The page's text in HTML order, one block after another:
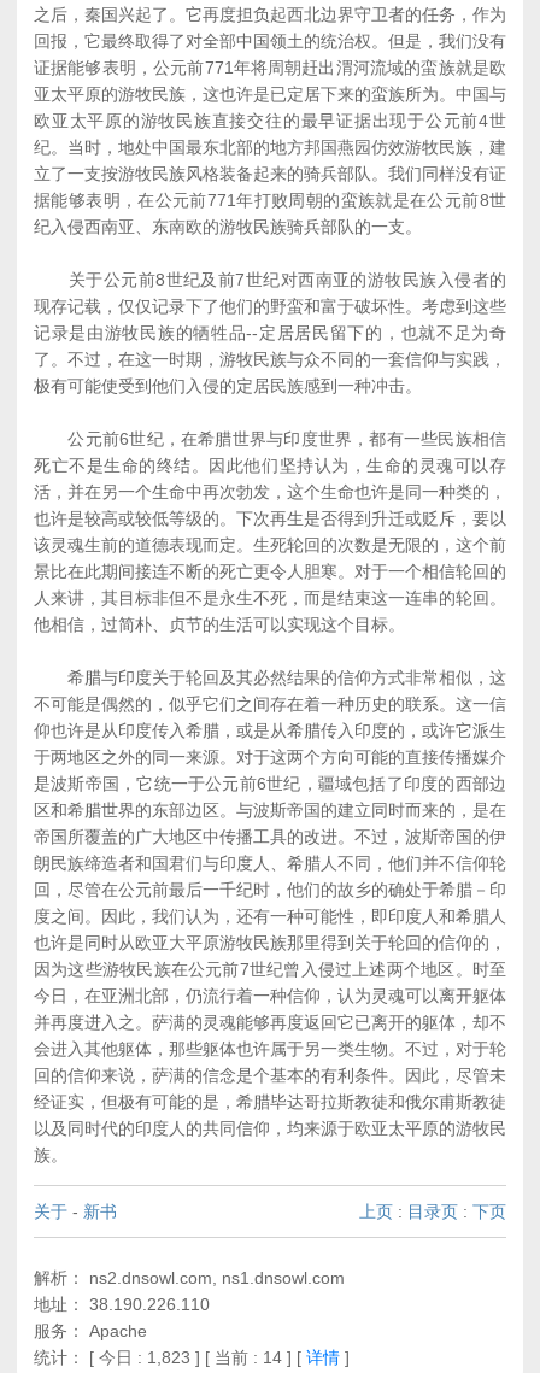
之后，秦国兴起了。它再度担负起西北边界守卫者的任务，作为
回报，它最终取得了对全部中国领土的统治权。但是，我们没有
证据能够表明，公元前771年将周朝赶出渭河流域的蛮族就是欧
亚太平原的游牧民族，这也许是已定居下来的蛮族所为。中国与
欧亚太平原的游牧民族直接交往的最早证据出现于公元前4世
纪。当时，地处中国最东北部的地方邦国燕园仿效游牧民族，建
立了一支按游牧民族风格装备起来的骑兵部队。我们同样没有证
据能够表明，在公元前771年打败周朝的蛮族就是在公元前8世
纪入侵西南亚、东南欧的游牧民族骑兵部队的一支。
关于公元前8世纪及前7世纪对西南亚的游牧民族入侵者的
现存记载，仅仅记录下了他们的野蛮和富于破坏性。考虑到这些
记录是由游牧民族的牺牲品--定居居民留下的，也就不足为奇
了。不过，在这一时期，游牧民族与众不同的一套信仰与实践，
极有可能使受到他们入侵的定居民族感到一种冲击。
公元前6世纪，在希腊世界与印度世界，都有一些民族相信
死亡不是生命的终结。因此他们坚持认为，生命的灵魂可以存
活，并在另一个生命中再次勃发，这个生命也许是同一种类的，
也许是较高或较低等级的。下次再生是否得到升迁或贬斥，要以
该灵魂生前的道德表现而定。生死轮回的次数是无限的，这个前
景比在此期间接连不断的死亡更令人胆寒。对于一个相信轮回的
人来讲，其目标非但不是永生不死，而是结束这一连串的轮回。
他相信，过简朴、贞节的生活可以实现这个目标。
希腊与印度关于轮回及其必然结果的信仰方式非常相似，这
不可能是偶然的，似乎它们之间存在着一种历史的联系。这一信
仰也许是从印度传入希腊，或是从希腊传入印度的，或许它派生
于两地区之外的同一来源。对于这两个方向可能的直接传播媒介
是波斯帝国，它统一于公元前6世纪，疆域包括了印度的西部边
区和希腊世界的东部边区。与波斯帝国的建立同时而来的，是在
帝国所覆盖的广大地区中传播工具的改进。不过，波斯帝国的伊
朗民族缔造者和国君们与印度人、希腊人不同，他们并不信仰轮
回，尽管在公元前最后一千纪时，他们的故乡的确处于希腊－印
度之间。因此，我们认为，还有一种可能性，即印度人和希腊人
也许是同时从欧亚大平原游牧民族那里得到关于轮回的信仰的，
因为这些游牧民族在公元前7世纪曾入侵过上述两个地区。时至
今日，在亚洲北部，仍流行着一种信仰，认为灵魂可以离开躯体
并再度进入之。萨满的灵魂能够再度返回它已离开的躯体，却不
会进入其他躯体，那些躯体也许属于另一类生物。不过，对于轮
回的信仰来说，萨满的信念是个基本的有利条件。因此，尽管未
经证实，但极有可能的是，希腊毕达哥拉斯教徒和俄尔甫斯教徒
以及同时代的印度人的共同信仰，均来源于欧亚太平原的游牧民
族。
关于 - 新书 上页 : 目录页 : 下页
解析： ns2.dnsowl.com, ns1.dnsowl.com
地址： 38.190.226.110
服务： Apache
统计： [ 今日 : 1,823 ] [ 当前 : 14 ] [ 详情 ]